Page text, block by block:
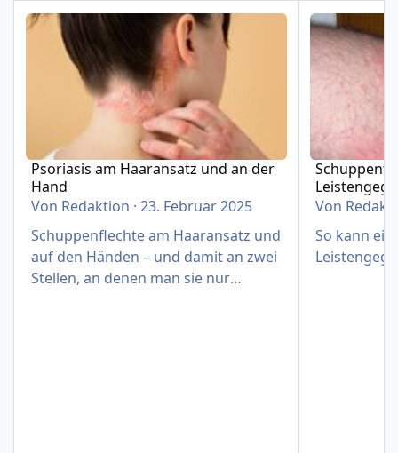
Psoriasis am Haaransatz und an der Hand
Psoriasis am Haaransatz und an der
Hand
Von Redaktion ·23. Februar 2025
Schuppenflechte am Haaransatz und
auf den Händen – und damit an zwei
Stellen, an denen man sie nur
Von
So kann